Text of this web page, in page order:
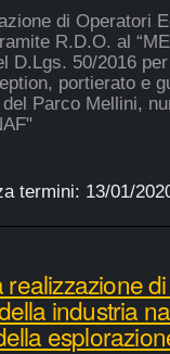
di Operatori
R.D.O. al
50/2016
portierato e
Parco Mellini,
termini: 13/01/
industria